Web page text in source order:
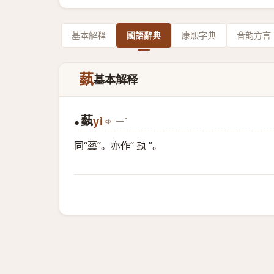
基本解释 國語辭典 康熙字典 音韵方言
蓺基本解释
● 蓺yì ㄧˋ
同“藝”。亦作“ 埶 ”。